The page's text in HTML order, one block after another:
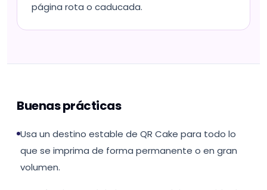
página rota o caducada.
Buenas prácticas
Usa un destino estable de QR Cake para todo lo
que se imprima de forma permanente o en gran
volumen.